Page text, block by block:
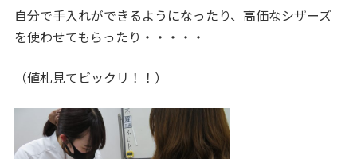
自分で手入れができるようになったり、高価なシザーズ
を使わせてもらったり・・・・・
（値札見てビックリ！！）